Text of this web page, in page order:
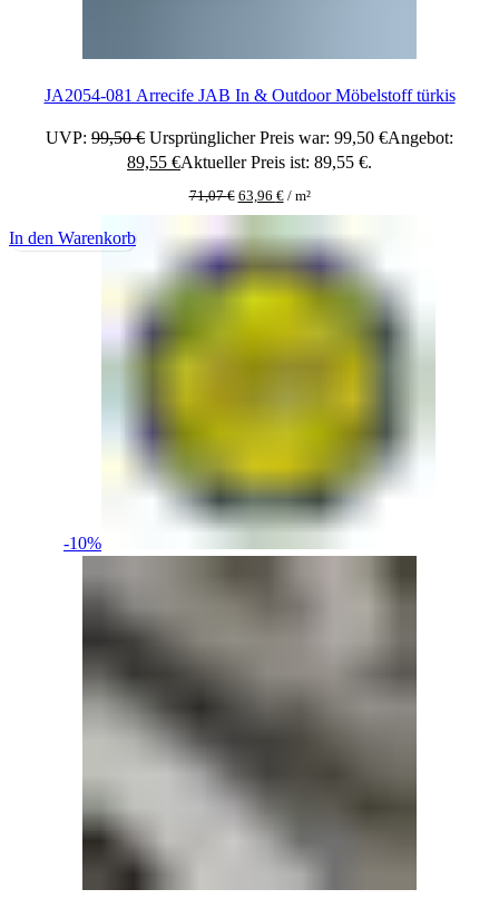
JA2054-081 Arrecife JAB In & Outdoor Möbelstoff türkis
UVP: 99,50€ Ursprünglicher Preis war: 99,50 €Angebot:
89,55 €Aktueller Preis ist: 89,55 €.
71,07€ 63,96 €/ m²
-10%
In den Warenkorb